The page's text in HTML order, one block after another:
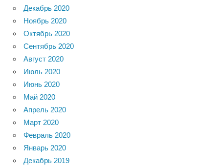
Декабрь 2020
Ноябрь 2020
Октябрь 2020
Сентябрь 2020
Август 2020
Июль 2020
Июнь 2020
Май 2020
Апрель 2020
Март 2020
Февраль 2020
Январь 2020
Декабрь 2019